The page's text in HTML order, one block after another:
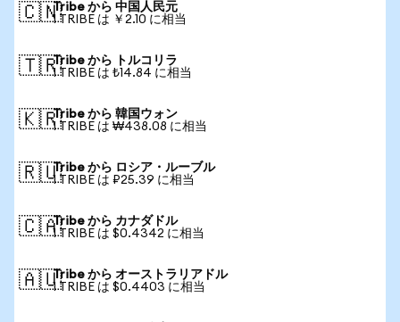
🇨🇳Tribe から 中国人民元
1 TRIBE は ￥2.10 に相当
🇹🇷Tribe から トルコリラ
1 TRIBE は ₺14.84 に相当
🇰🇷Tribe から 韓国ウォン
1 TRIBE は ₩438.08 に相当
🇷🇺Tribe から ロシア・ルーブル
1 TRIBE は ₽25.39 に相当
🇨🇦Tribe から カナダドル
1 TRIBE は $0.4342 に相当
🇦🇺Tribe から オーストラリアドル
1 TRIBE は $0.4403 に相当